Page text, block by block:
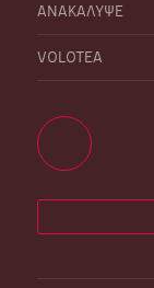
ΑΝΑΚΑΛΥΨΕ
VOLOTEA